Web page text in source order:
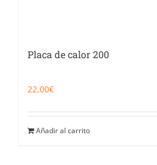
Placa de calor 200
22,00€
Añadir al carrito